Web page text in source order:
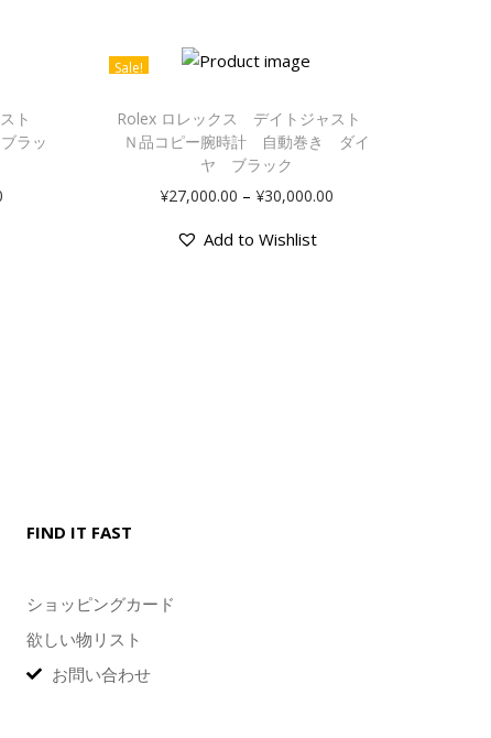
ト
ラッ
Sale!
Rolex ロレックス デイトジャスト
Ｎ品コピー腕時計 自動巻き ダイ
ヤ ブラック
¥27,000.00 – ¥30,000.00
Add to Wishlist
FIND IT FAST
ショッピングカード
欲しい物リスト
お問い合わせ